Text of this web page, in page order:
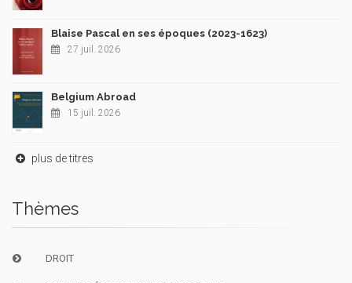
Blaise Pascal en ses époques (2023-1623)
27 juil. 2026
Belgium Abroad
15 juil. 2026
plus de titres
Thèmes
DROIT